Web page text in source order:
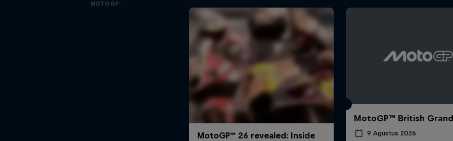
MOTOGP
MotoGP™ British
9 Agustus 2026